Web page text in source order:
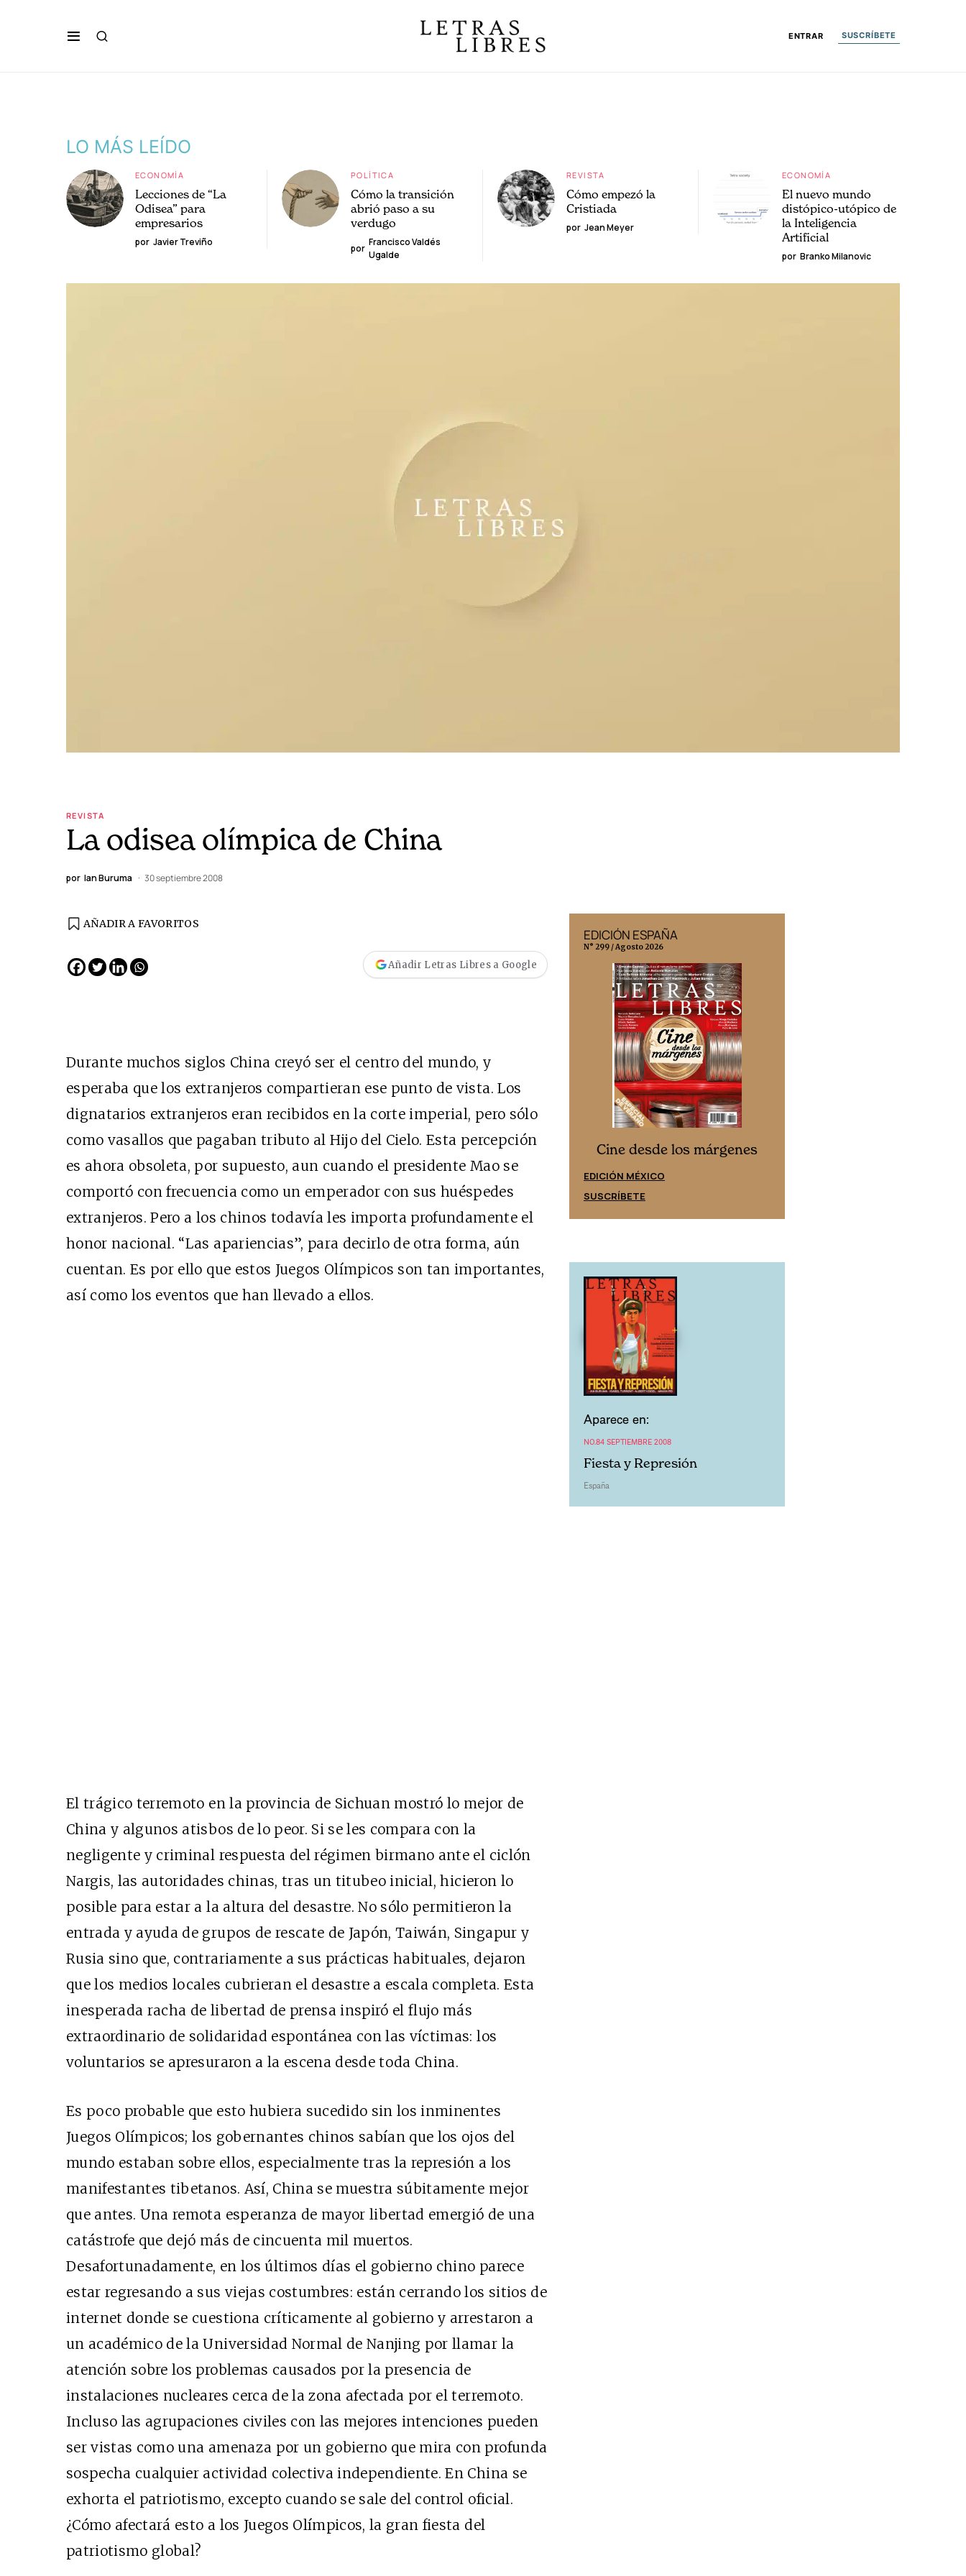
ENTRAR SUSCRÍBETE
LO MÁS LEÍDO
ECONOMÍA
Lecciones de “La
Odisea” para
empresarios
por Javier Treviño
POLÍTICA
Cómo la transición
abrió paso a su
verdugo
por
Francisco Valdés
Ugalde
REVISTA
Cómo empezó la
Cristiada
por Jean Meyer
ECONOMÍA
El nuevo mundo
distópico-utópico de
la Inteligencia
Artificial
por Branko Milanovic
REVISTA
La odisea olímpica de China
por Ian Buruma 30 septiembre 2008
AÑADIR A FAVORITOS
Añadir Letras Libres a Google
Durante muchos siglos China creyó ser el centro del mundo, y
esperaba que los extranjeros compartieran ese punto de vista. Los
dignatarios extranjeros eran recibidos en la corte imperial, pero sólo
como vasallos que pagaban tributo al Hijo del Cielo. Esta percepción
es ahora obsoleta, por supuesto, aun cuando el presidente Mao se
comportó con frecuencia como un emperador con sus huéspedes
extranjeros. Pero a los chinos todavía les importa profundamente el
honor nacional. “Las apariencias”, para decirlo de otra forma, aún
cuentan. Es por ello que estos Juegos Olímpicos son tan importantes,
así como los eventos que han llevado a ellos.
El trágico terremoto en la provincia de Sichuan mostró lo mejor de
China y algunos atisbos de lo peor. Si se les compara con la
negligente y criminal respuesta del régimen birmano ante el ciclón
Nargis, las autoridades chinas, tras un titubeo inicial, hicieron lo
posible para estar a la altura del desastre. No sólo permitieron la
entrada y ayuda de grupos de rescate de Japón, Taiwán, Singapur y
Rusia sino que, contrariamente a sus prácticas habituales, dejaron
que los medios locales cubrieran el desastre a escala completa. Esta
inesperada racha de libertad de prensa inspiró el flujo más
extraordinario de solidaridad espontánea con las víctimas: los
voluntarios se apresuraron a la escena desde toda China.
Es poco probable que esto hubiera sucedido sin los inminentes
Juegos Olímpicos; los gobernantes chinos sabían que los ojos del
mundo estaban sobre ellos, especialmente tras la represión a los
manifestantes tibetanos. Así, China se muestra súbitamente mejor
que antes. Una remota esperanza de mayor libertad emergió de una
catástrofe que dejó más de cincuenta mil muertos.
Desafortunadamente, en los últimos días el gobierno chino parece
estar regresando a sus viejas costumbres: están cerrando los sitios de
internet donde se cuestiona críticamente al gobierno y arrestaron a
un académico de la Universidad Normal de Nanjing por llamar la
atención sobre los problemas causados por la presencia de
instalaciones nucleares cerca de la zona afectada por el terremoto.
Incluso las agrupaciones civiles con las mejores intenciones pueden
ser vistas como una amenaza por un gobierno que mira con profunda
sospecha cualquier actividad colectiva independiente. En China se
exhorta el patriotismo, excepto cuando se sale del control oficial.
¿Cómo afectará esto a los Juegos Olímpicos, la gran fiesta del
patriotismo global?
Cine desde los márgenes
EDICIÓN MÉXICO
SUSCRÍBETE
Cine desde los márgenes
EDICIÓN ESPAÑA
SUSCRÍBETE
EDICIÓN ESPAÑA
N° 299 / Agosto 2026
Cine desde los márgenes
EDICIÓN MÉXICO
SUSCRÍBETE
Aparece en:
NO.84 SEPTIEMBRE 2008
Fiesta y Represión
España